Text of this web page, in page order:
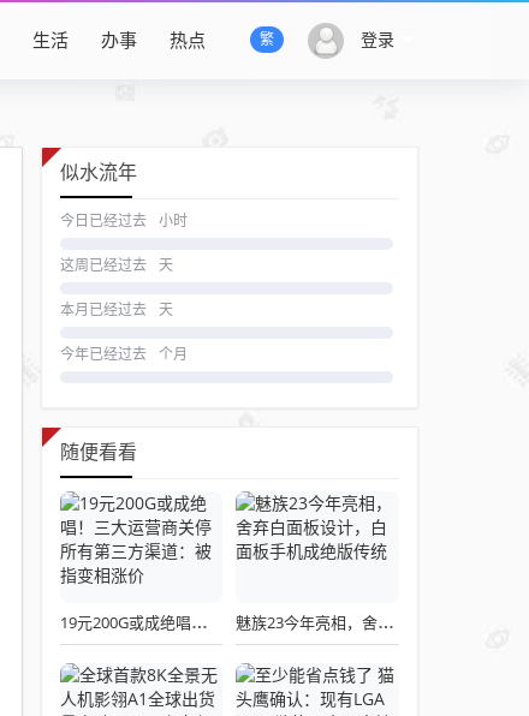
登录
繁
生活 办事 热点
似水流年
今日已经过去 小时
这周已经过去 天
本月已经过去 天
今年已经过去 个月
随便看看
19元200G或成绝唱！三大运营商关停所有第三方渠道：被指变相涨价 魅族23今年亮相，舍弃白面板设计，白面板手机成绝版传统